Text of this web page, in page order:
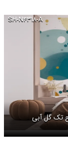
SH-N۴۳۱۸-A
تک گل آبی